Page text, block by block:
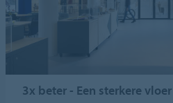
3x beter - Een sterkere vloer